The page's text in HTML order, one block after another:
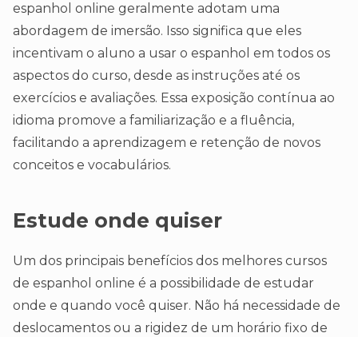
espanhol online geralmente adotam uma
abordagem de imersão. Isso significa que eles
incentivam o aluno a usar o espanhol em todos os
aspectos do curso, desde as instruções até os
exercícios e avaliações. Essa exposição contínua ao
idioma promove a familiarização e a fluência,
facilitando a aprendizagem e retenção de novos
conceitos e vocabulários.
Estude onde quiser
Um dos principais benefícios dos melhores cursos
de espanhol online é a possibilidade de estudar
onde e quando você quiser. Não há necessidade de
deslocamentos ou a rigidez de um horário fixo de